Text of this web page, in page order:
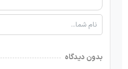
بدون دیدگاه